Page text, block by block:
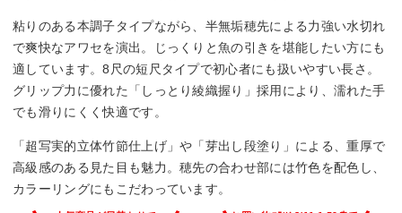
粘りのある本調子タイプながら、半無垢穂先による力強い水切れ
で爽快なアワセを演出。じっくりと魚の引きを堪能したい方にも
適しています。8尺の短尺タイプで初心者にも扱いやすい長さ。
グリップ力に優れた「しっとり綾織握り」採用により、濡れた手
でも滑りにくく快適です。
「超写実的立体竹節仕上げ」や「芽出し段塗り」による、重厚で
高級感のある見た目も魅力。穂先の合わせ部には竹色を配色し、
カラーリングにもこだわっています。